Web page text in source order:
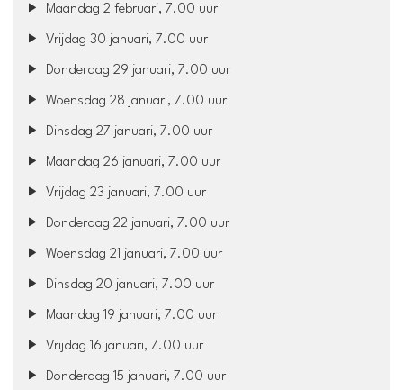
Maandag 2 februari, 7.00 uur
Vrijdag 30 januari, 7.00 uur
Donderdag 29 januari, 7.00 uur
Woensdag 28 januari, 7.00 uur
Dinsdag 27 januari, 7.00 uur
Maandag 26 januari, 7.00 uur
Vrijdag 23 januari, 7.00 uur
Donderdag 22 januari, 7.00 uur
Woensdag 21 januari, 7.00 uur
Dinsdag 20 januari, 7.00 uur
Maandag 19 januari, 7.00 uur
Vrijdag 16 januari, 7.00 uur
Donderdag 15 januari, 7.00 uur